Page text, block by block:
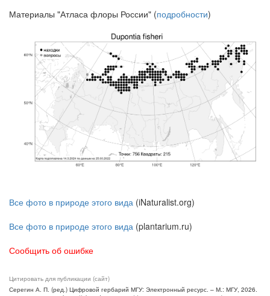
Материалы "Атласа флоры России" (подробности)
Все фото в природе этого вида (iNaturalist.org)
Все фото в природе этого вида (plantarium.ru)
Сообщить об ошибке
Цитировать для публикации (сайт)
Серегин А. П. (ред.) Цифровой гербарий МГУ: Электронный ресурс. – М.: МГУ, 2026.